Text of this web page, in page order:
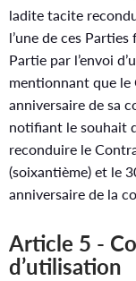
ladite tacite
l’une de ces
Partie par l’envoi
mentionnant que le
anniversaire de sa
notifiant le souhait
reconduire le
(soixantième) et le
anniversaire de la
Article 5 - Concession du droit
d’utilisation